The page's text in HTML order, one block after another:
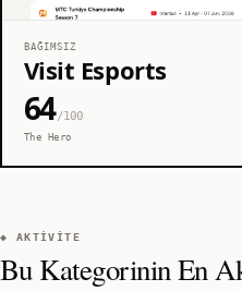
BAĞIMSIZ
Visit Esports
64/100
The Hero
◆ AKTIVITE
Bu Kategorinin En